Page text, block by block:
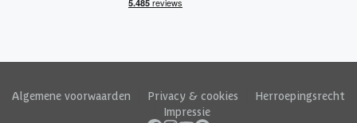
Algemene voorwaarden Privacy & cookies
Herroepingsrecht
Impressie